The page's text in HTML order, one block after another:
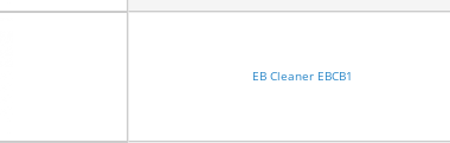
EB Cleaner EBCB1